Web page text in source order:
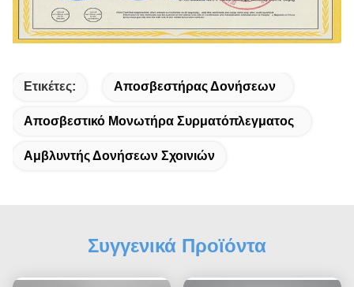
Ετικέτες: Αποσβεστήρας Δονήσεων
Αποσβεστικό Μονωτήρα Συρματόπλεγματος
Αμβλυντής Δονήσεων Σχοινιών
Συγγενικά Προϊόντα